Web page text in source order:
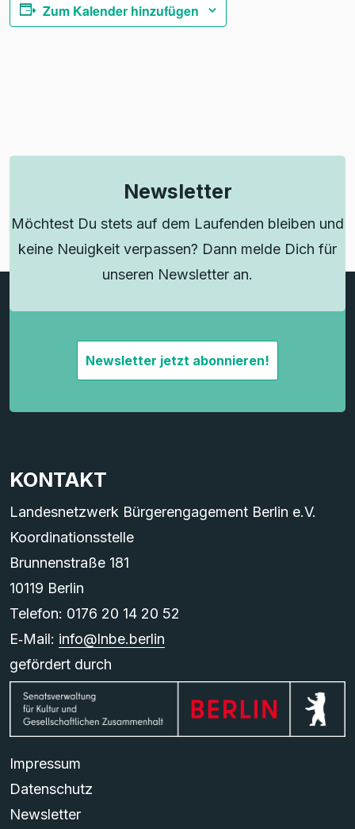
Zum Kalender hinzufügen
Newsletter
Möchtest Du stets auf dem Laufenden bleiben und
keine Neuigkeit verpassen? Dann melde Dich für
unseren Newsletter an.
Newsletter jetzt abonnieren!
KONTAKT
Landesnetzwerk Bürgerengagement Berlin e.V.
Koordinationsstelle
Brunnenstraße 181
10119 Berlin
Telefon: 0176 20 14 20 52
E‑Mail: info@lnbe.berlin
gefördert durch
Impressum
Newsletter
Datenschutz